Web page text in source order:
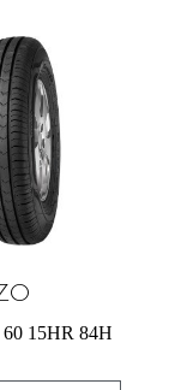
15HR 84H